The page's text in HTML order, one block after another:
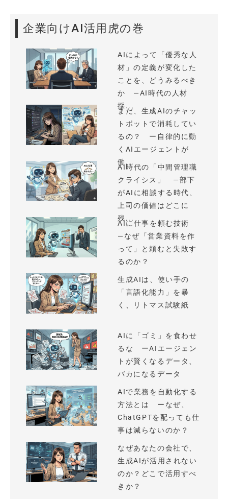
企業向けAI活用虎の巻
AIによって「優秀な人
材」の定義が変化した
ことを、どうみるべき
か —AI時代の人材
採...
まだ、生成AIのチャッ
トボットで消耗してい
るの？ ー自律的に動
くAIエージェントが
働...
AI時代の「中間管理職
クライシス」 —部下
がAIに相談する時代、
上司の価値はどこに
残...
AIに仕事を頼む技術
—なぜ「営業資料を作
って」と頼むと失敗す
るのか？
生成AIは、使い手の
「言語化能力」を暴
く、リトマス試験紙
AIに「ゴミ」を食わせ
るな ーAIエージェン
トが賢くなるデータ、
バカになるデータ
AIで業務を自動化する
方法とは ーなぜ、
ChatGPTを配っても仕
事は減らないのか？
なぜあなたの会社で、
生成AIが活用されない
のか？どこで活用すべ
きか？